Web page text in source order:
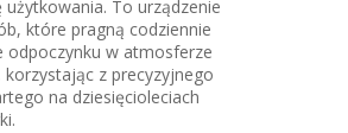
użytkowania. To urządzenie
które pragną codziennie
odpoczynku w atmosferze
z precyzyjnego
na dziesięcioleciach